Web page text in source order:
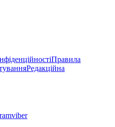
Правила
Редакційна
viber